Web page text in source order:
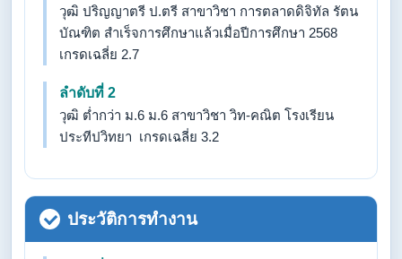
วุฒิ ปริญญาตรี ป.ตรี สาขาวิชา การตลาดดิจิทัล รัตน
บัณฑิต สำเร็จการศึกษาแล้วเมื่อปีการศึกษา 2568
เกรดเฉลี่ย 2.7
ลำดับที่ 2
วุฒิ ต่ำกว่า ม.6 ม.6 สาขาวิชา วิท-คณิต โรงเรียน
ประทีปวิทยา เกรดเฉลี่ย 3.2
ประวัติการทำงาน